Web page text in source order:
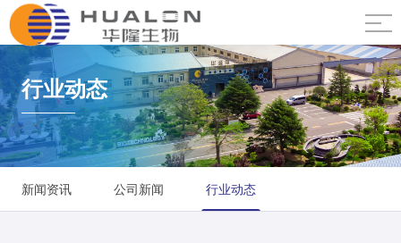
行业动态
新闻资讯 公司新闻 行业动态